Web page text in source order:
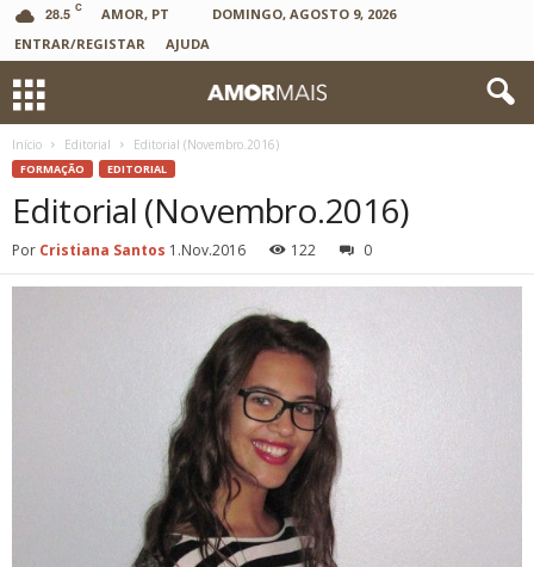
28.5 C AMOR, PT
DOMINGO, AGOSTO 9, 2026
ENTRAR/REGISTAR
AJUDA
Início Editorial Editorial (Novembro.2016)
FORMAÇÃO EDITORIAL
Editorial (Novembro.2016)
Por Cristiana Santos 1.Nov.2016 122 0